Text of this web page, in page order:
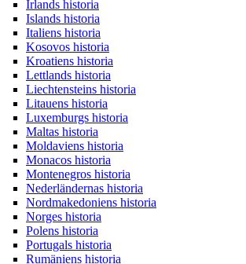
Irlands historia
Islands historia
Italiens historia
Kosovos historia
Kroatiens historia
Lettlands historia
Liechtensteins historia
Litauens historia
Luxemburgs historia
Maltas historia
Moldaviens historia
Monacos historia
Montenegros historia
Nederländernas historia
Nordmakedoniens historia
Norges historia
Polens historia
Portugals historia
Rumäniens historia